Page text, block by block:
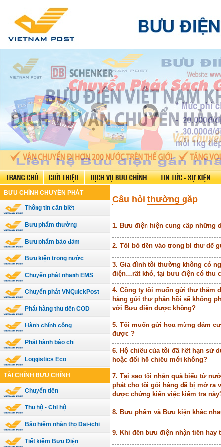
BƯU CHÍNH CHUYỂN PHÁT
Thông tin cần biết
Bưu phẩm thường
Bưu phẩm bảo đảm
Bưu kiện trong nước
Chuyển phát nhanh EMS
Chuyển phát VNQuickPost
Phát hàng thu tiền COD
Hành chính công
Phát hành báo chí
Loggistics Eco
TÀI CHÍNH BƯU CHÍNH
Chuyển tiền
Thu hộ - Chi hộ
Bảo hiểm nhân thọ Dai-ichi
Tiết kiệm Bưu Điện
Câu hỏi thường gặp
1. Bưu điện hiện cung cấp những
2. Tôi bỏ tiền vào trong bì thư để
3. Gia đình tôi thường không có
điện…rất khó, tại bưu điện có thu
4. Công ty tôi muốn gửi thư thăm
hàng gửi thư phản hồi sẽ không
với Bưu điện được không?
5. Tôi muốn gửi hoa mừng đám
được ?
6. Hộ chiếu của tôi đã hết hạn sử
hoặc đổi hộ chiếu mới không?
7. Tại sao tôi nhận quà biếu từ
phát cho tôi gói hàng đã bị mở ra
được chứng kiến việc kiểm tra
8. Bưu phẩm và Bưu kiện khác
9. Khi đến bưu điện nhận tiền hay